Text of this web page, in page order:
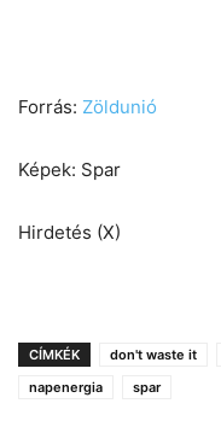
Forrás: Zöldunió
Képek: Spar
Hirdetés (X)
CÍMKÉK don't waste it
napenergia
spar